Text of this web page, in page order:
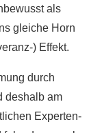
als
gleiche Horn
) Effekt.
durch
deshalb am
Experten-